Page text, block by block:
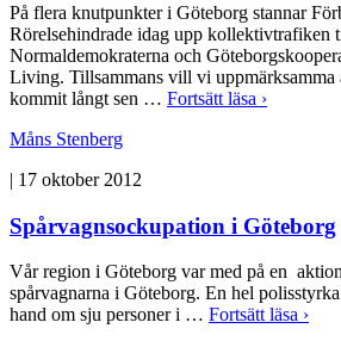
På flera knutpunkter i Göteborg stannar
Rörelsehindrade idag upp kollektivtrafiken
Normaldemokraterna och
Living. Tillsammans vill vi uppmärksamma
kommit långt sen … Fortsätt läsa ›
Måns Stenberg
| 17 oktober 2012
Spårvagnsockupation i Göteborg
Vår region i Göteborg var med på en
spårvagnarna i Göteborg. En hel
hand om sju personer i … Fortsätt läsa ›